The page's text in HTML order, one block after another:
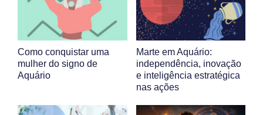
Como conquistar uma
mulher do signo de
Aquário
Marte em Aquário:
independência, inovação
e inteligência estratégica
nas ações